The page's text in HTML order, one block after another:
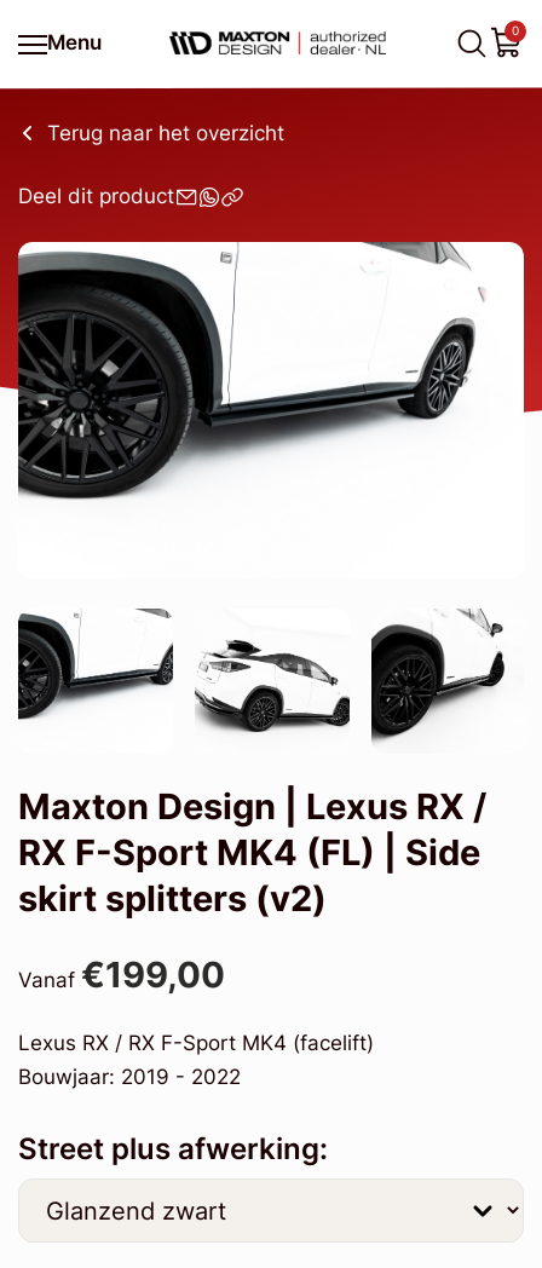
Menu
0
Terug naar het overzicht
Deel dit product
Maxton Design | Lexus RX /
RX F-Sport MK4 (FL) | Side
skirt splitters (v2)
Vanaf €199,00
Lexus RX / RX F-Sport MK4 (facelift)
Bouwjaar: 2019 - 2022
Street plus afwerking: